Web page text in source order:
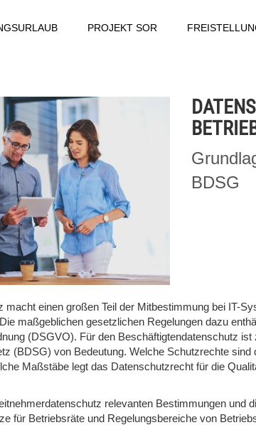
PROJEKT SOR
BDSG
macht einen großen Teil der Mitbestimmung bei IT-
maßgeblichen gesetzlichen Regelungen dazu
(DSGVO). Für den Beschäftigtendatenschutz
(BDSG) von Bedeutung. Welche Schutzrechte
Maßstäbe legt das Datenschutzrecht für die
relevanten Bestimmungen und
für Betriebsräte und Regelungsbereiche von